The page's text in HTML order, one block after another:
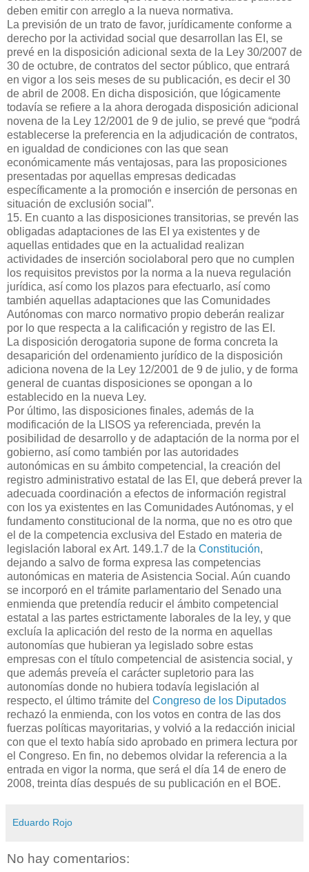
deben emitir con arreglo a la nueva normativa.
La previsión de un trato de favor, jurídicamente conforme a
derecho por la actividad social que desarrollan las EI, se
prevé en la disposición adicional sexta de la Ley 30/2007 de
30 de octubre, de contratos del sector público, que entrará
en vigor a los seis meses de su publicación, es decir el 30
de abril de 2008. En dicha disposición, que lógicamente
todavía se refiere a la ahora derogada disposición adicional
novena de la Ley 12/2001 de 9 de julio, se prevé que “podrá
establecerse la preferencia en la adjudicación de contratos,
en igualdad de condiciones con las que sean
económicamente más ventajosas, para las proposiciones
presentadas por aquellas empresas dedicadas
específicamente a la promoción e inserción de personas en
situación de exclusión social”.
15. En cuanto a las disposiciones transitorias, se prevén las
obligadas adaptaciones de las EI ya existentes y de
aquellas entidades que en la actualidad realizan
actividades de inserción sociolaboral pero que no cumplen
los requisitos previstos por la norma a la nueva regulación
jurídica, así como los plazos para efectuarlo, así como
también aquellas adaptaciones que las Comunidades
Autónomas con marco normativo propio deberán realizar
por lo que respecta a la calificación y registro de las EI.
La disposición derogatoria supone de forma concreta la
desaparición del ordenamiento jurídico de la disposición
adiciona novena de la Ley 12/2001 de 9 de julio, y de forma
general de cuantas disposiciones se opongan a lo
establecido en la nueva Ley.
Por último, las disposiciones finales, además de la
modificación de la LISOS ya referenciada, prevén la
posibilidad de desarrollo y de adaptación de la norma por el
gobierno, así como también por las autoridades
autonómicas en su ámbito competencial, la creación del
registro administrativo estatal de las EI, que deberá prever la
adecuada coordinación a efectos de información registral
con los ya existentes en las Comunidades Autónomas, y el
fundamento constitucional de la norma, que no es otro que
el de la competencia exclusiva del Estado en materia de
legislación laboral ex Art. 149.1.7 de la Constitución,
dejando a salvo de forma expresa las competencias
autonómicas en materia de Asistencia Social. Aún cuando
se incorporó en el trámite parlamentario del Senado una
enmienda que pretendía reducir el ámbito competencial
estatal a las partes estrictamente laborales de la ley, y que
excluía la aplicación del resto de la norma en aquellas
autonomías que hubieran ya legislado sobre estas
empresas con el título competencial de asistencia social, y
que además preveía el carácter supletorio para las
autonomías donde no hubiera todavía legislación al
respecto, el último trámite del Congreso de los Diputados
rechazó la enmienda, con los votos en contra de las dos
fuerzas políticas mayoritarias, y volvió a la redacción inicial
con que el texto había sido aprobado en primera lectura por
el Congreso. En fin, no debemos olvidar la referencia a la
entrada en vigor la norma, que será el día 14 de enero de
2008, treinta días después de su publicación en el BOE.
Eduardo Rojo
No hay comentarios: